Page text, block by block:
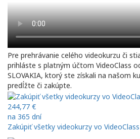
Pre prehrávanie celého videokurzu či
prihláste s platným účtom VideoClass
SLOVAKIA, ktorý ste získali na našom
predĺžte či zakúpte.
244,77 €
na 365 dní
Zakúpiť všetky videokurzy vo